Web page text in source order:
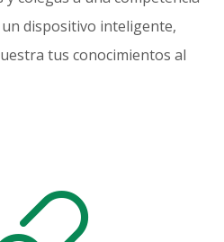
dispositivo inteligente,
tus conocimientos al